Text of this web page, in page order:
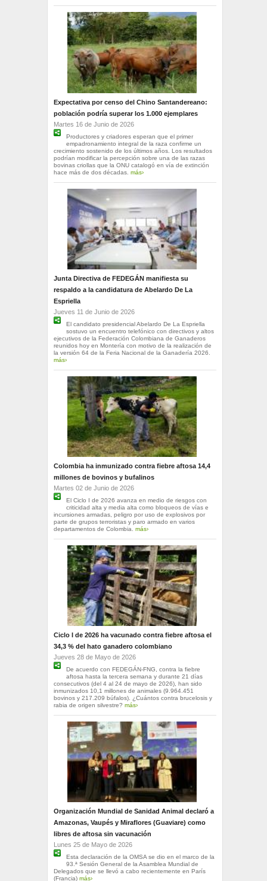
Expectativa por censo del Chino Santandereano:
población podría superar los 1.000 ejemplares
Martes 16 de Junio de 2026
Productores y criadores esperan que el primer
empadronamiento integral de la raza confirme un
crecimiento sostenido de los últimos años. Los resultados
podrían modificar la percepción sobre una de las razas
bovinas criollas que la ONU catalogó en vía de extinción
hace más de dos décadas. más›
Junta Directiva de FEDEGÁN manifiesta su
respaldo a la candidatura de Abelardo De La
Espriella
Jueves 11 de Junio de 2026
El candidato presidencial Abelardo De La Espriella
sostuvo un encuentro telefónico con directivos y altos
ejecutivos de la Federación Colombiana de Ganaderos
reunidos hoy en Montería con motivo de la realización de
la versión 64 de la Feria Nacional de la Ganadería 2026.
más›
Colombia ha inmunizado contra fiebre aftosa 14,4
millones de bovinos y bufalinos
Martes 02 de Junio de 2026
El Ciclo I de 2026 avanza en medio de riesgos con
criticidad alta y media alta como bloqueos de vías e
incursiones armadas, peligro por uso de explosivos por
parte de grupos terroristas y paro armado en varios
departamentos de Colombia. más›
Ciclo I de 2026 ha vacunado contra fiebre aftosa el
34,3 % del hato ganadero colombiano
Jueves 28 de Mayo de 2026
De acuerdo con FEDEGÁN-FNG, contra la fiebre
aftosa hasta la tercera semana y durante 21 días
consecutivos (del 4 al 24 de mayo de 2026), han sido
inmunizados 10,1 millones de animales (9.964.451
bovinos y 217.209 búfalos). ¿Cuántos contra brucelosis y
rabia de origen silvestre? más›
Organización Mundial de Sanidad Animal declaró a
Amazonas, Vaupés y Miraflores (Guaviare) como
libres de aftosa sin vacunación
Lunes 25 de Mayo de 2026
Esta declaración de la OMSA se dio en el marco de la
93.ª Sesión General de la Asamblea Mundial de
Delegados que se llevó a cabo recientemente en París
(Francia) más›